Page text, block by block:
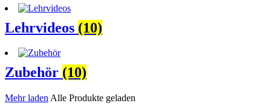
Lehrvideos (10)
Zubehör (10)
Mehr laden Alle Produkte geladen